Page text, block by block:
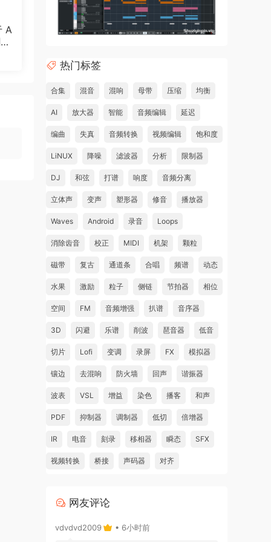
A
热门标签
合集 混音 混响 母带 压缩 均衡
AI 放大器 智能 音频编辑 延迟
编曲 失真 音频转换 视频编辑 饱和度
LiNUX 降噪 滤波器 分析 限制器
DJ 和弦 打谱 响度 音频分离
立体声 变声 塑形器 修音 播放器
Waves Android 录音 Loops
消除齿音 校正 MIDI 机架 颗粒
磁带 复古 通道条 合唱 频谱 动态
水果 激励 粒子 侧链 节拍器 相位
空间 FM 音频增强 扒谱 音序器
3D 闪避 乐谱 削波 琶音器 低音
切片 Lofi 变调 录屏 FX 模拟器
镶边 去混响 防火墙 回声 谐振器
波表 VSL 增益 染色 播客 和声
PDF 抑制器 调制器 低切 倍增器
IR 电音 刻录 移相器 瞬态 SFX
视频转换 桥接 声码器 对齐
网友评论
vdvdvd2009 • 6小时前